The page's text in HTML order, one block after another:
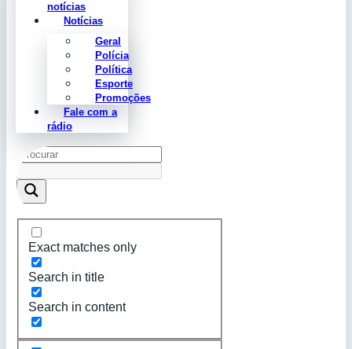
notícias
Notícias
Geral
Polícia
Política
Esporte
Promoções
Fale com a
rádio
Exact matches only
Search in title
Search in content